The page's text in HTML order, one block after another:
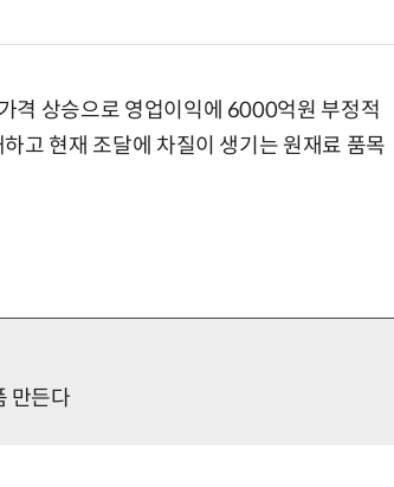
격 상승으로 영업이익에 6000억원 부정적
고 현재 조달에 차질이 생기는 원재료 품목
만든다